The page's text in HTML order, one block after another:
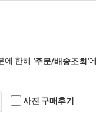
에 한해 '주문/배송조회'
사진 구매후기